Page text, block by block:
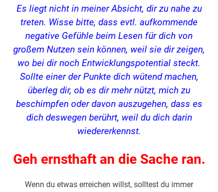
Es liegt nicht in meiner Absicht, dir zu nahe zu
treten. Wisse bitte, dass evtl. aufkommende
negative Gefühle beim Lesen für dich von
großem Nutzen sein können, weil sie dir zeigen,
wo bei dir noch Entwicklungspotential steckt.
Sollte einer der Punkte dich wütend machen,
überleg dir, ob es dir mehr nützt, mich zu
beschimpfen oder davon auszugehen, dass es
dich deswegen berührt, weil du dich darin
wiedererkennst.
Geh ernsthaft an die Sache ran.
Wenn du etwas erreichen willst, solltest du immer